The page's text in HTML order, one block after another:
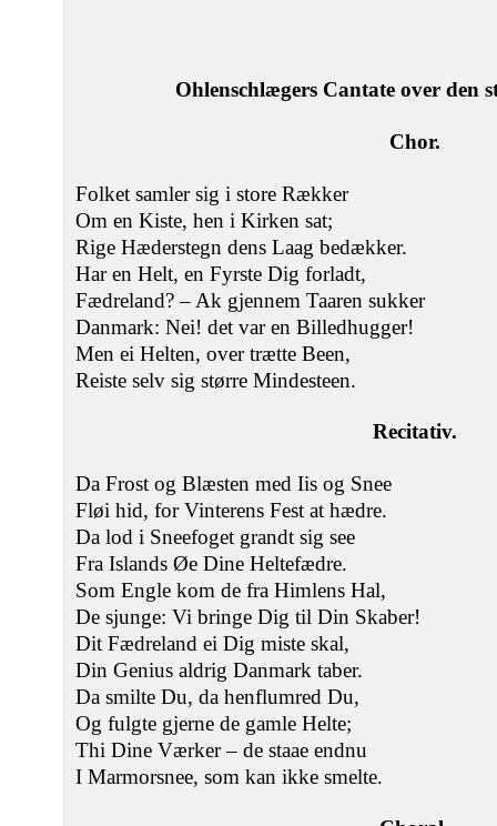
Ohlenschlægers Cantate over den
Chor.
Folket samler sig i store Rækker
Om en Kiste, hen i Kirken sat;
Rige Hæderstegn dens Laag bedækker.
Har en Helt, en Fyrste Dig forladt,
Fædreland? – Ak gjennem Taaren sukker
Danmark: Nei! det var en Billedhugger!
Men ei Helten, over trætte Been,
Reiste selv sig større Mindesteen.
Recitativ.
Da Frost og Blæsten med Iis og Snee
Fløi hid, for Vinterens Fest at hædre.
Da lod i Sneefoget grandt sig see
Fra Islands Øe Dine Heltefædre.
Som Engle kom de fra Himlens Hal,
De sjunge: Vi bringe Dig til Din Skaber!
Dit Fædreland ei Dig miste skal,
Din Genius aldrig Danmark taber.
Da smilte Du, da henflumred Du,
Og fulgte gjerne de gamle Helte;
Thi Dine Værker – de staae endnu
I Marmorsnee, som kan ikke smelte.